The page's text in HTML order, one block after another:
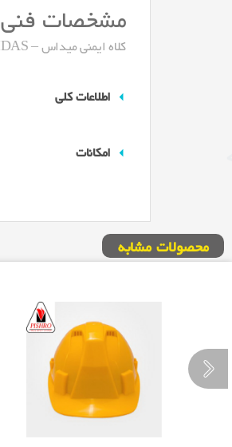
مشخصات فنی
کلاه ایمنی میداس – MIDAS
اطلاعات کلی
امکانات
محصولات مشابه